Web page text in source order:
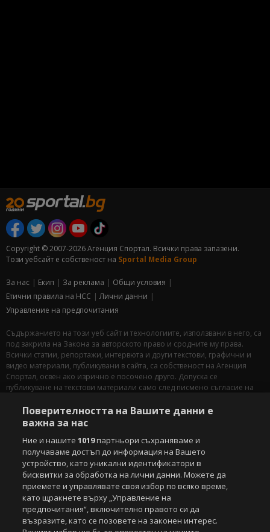
Copyright © 2007-2026 Агенция Спортал. Всички права запазени.
Този уебсайт е собственост на Sportal Media Group
За нас Екип За рекламa
Общи условия
Етични правила на НСС
Лични данни
Управление на предпочитания
Съдържанието на този уеб сайт и технологиите, използвани в него, са
под закрила на Закона за авторското право и сродните му права.
Всички статии, репортажи, интервюта и други текстови, графични и
видео материали, публикувани в сайта, са собственост на Агенция
Спортал, освен ако изрично е посочено друго. Допуска се
публикуване на текстови материали само след писмено съгласие на
www.sportal.bg. Използването на графични и видео материали,
публикувани в сайта, е строго забранено. Нарушителите ще бъдат
СвалиБЕЗПЛАТНОТОприложение за:
Android
Powered by:
Поверителността на Вашите данни е
важна за нас
Ние и нашите1019партньори съхраняваме и
получаваме достъп до информация на Вашето
устройство, като уникални идентификатори в
бисквитки за обработка на лични данни. Можете да
приемете и управлявате своя избор по всяко време,
като щракнете върху „Управление на
предпочитания“, включително правото си да
възразите, като се позовете на законен интерес.